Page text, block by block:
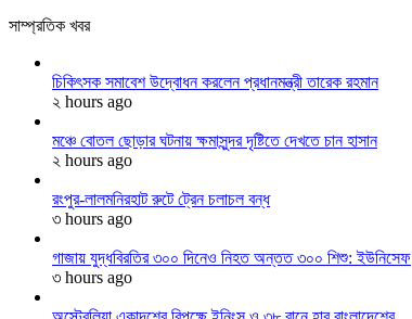
সাম্প্রতিক খবর
চিকিৎসক সমাবেশ উদ্বোধন করলেন প্রধানমন্ত্রী তারেক রহমান
২ hours ago
মঞ্চে বোতল ছোড়ার ঘটনায় ক্ষমাসুন্দর দৃষ্টিতে দেখতে চান হাসান
২ hours ago
রংপুর-লালমনিরহাট রুটে ট্রেন চলাচল বন্ধ
৩ hours ago
গাজায় যুদ্ধবিরতির ৩০০ দিনেও নিহত অন্তত ৩০০ শিশু: ইউনিসেফ
৩ hours ago